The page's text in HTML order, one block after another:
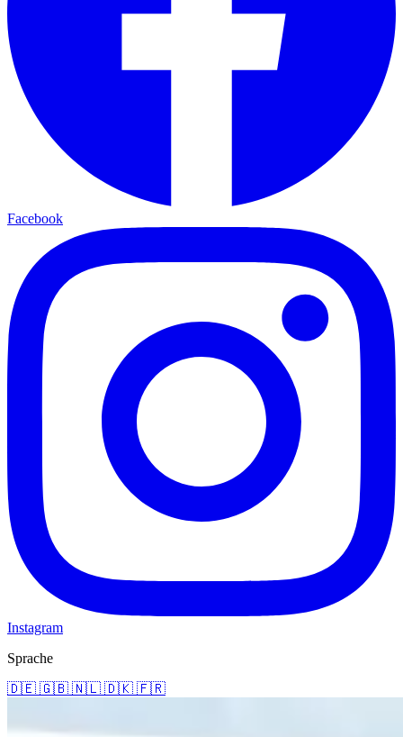
Facebook
Instagram
Sprache
🇩🇪 🇬🇧 🇳🇱 🇩🇰 🇫🇷